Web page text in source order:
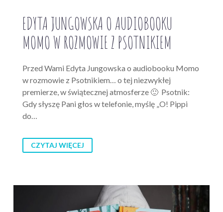
EDYTA JUNGOWSKA O AUDIOBOOKU
MOMO W ROZMOWIE Z PSOTNIKIEM
Przed Wami Edyta Jungowska o audiobooku Momo
w rozmowie z Psotnikiem… o tej niezwykłej
premierze, w świątecznej atmosferze 🙂 Psotnik:
Gdy słyszę Pani głos w telefonie, myślę „O! Pippi
do…
CZYTAJ WIĘCEJ